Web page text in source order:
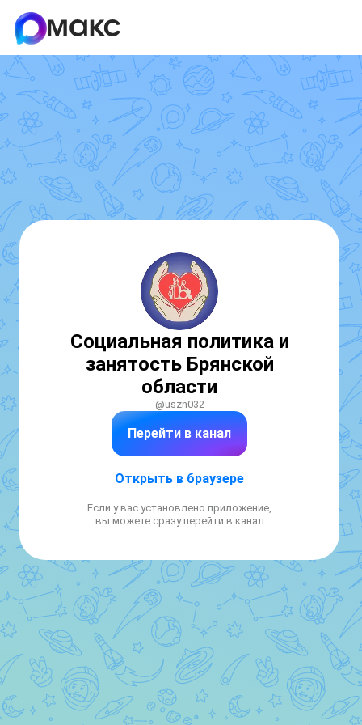
Социальная политика и
занятость Брянской
области
@uszn032
Перейти в канал
Открыть в браузере
Если у вас установлено приложение,
вы можете сразу перейти в канал